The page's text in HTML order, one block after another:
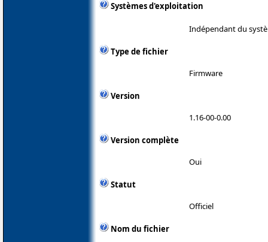
Systèmes d'exploitation
Indépendant du
Type de fichier
Firmware
Version
1.16-00-0.00
Version complète
Oui
Statut
Officiel
Nom du fichier